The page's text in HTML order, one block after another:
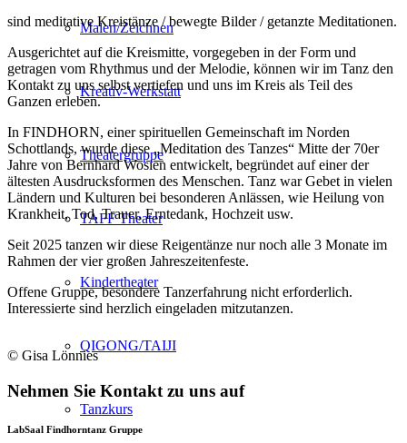
Malen/Zeichnen
Kreativ-Werkstatt
Theatergruppe
TAFF Theater
Kindertheater
QIGONG/TAIJI
Tanzkurs
sind meditative Kreistänze / bewegte Bilder / getanzte Meditationen.
Ausgerichtet auf die Kreismitte, vorgegeben in der Form und
getragen vom Rhythmus und der Melodie, können wir im Tanz den
Kontakt zu uns selbst vertiefen und uns im Kreis als Teil des
Ganzen erleben.
In FINDHORN, einer spirituellen Gemeinschaft im Norden
Schottlands, wurde diese „Meditation des Tanzes“ Mitte der 70er
Jahre von Bernhard Wosien entwickelt, begründet auf einer der
ältesten Ausdrucksformen des Menschen. Tanz war Gebet in vielen
Ländern und Kulturen bei besonderen Anlässen, wie Heilung von
Krankheit, Tod, Trauer, Erntedank, Hochzeit usw.
Seit 2025 tanzen wir diese Reigentänze nur noch alle 3 Monate im
Rahmen der vier großen Jahreszeitenfeste.
Offene Gruppe, besondere Tanzerfahrung nicht erforderlich.
Interessierte sind herzlich eingeladen mitzutanzen.
© Gisa Lönnies
Nehmen Sie Kontakt zu uns auf
LabSaal Findhorntanz Gruppe